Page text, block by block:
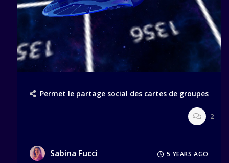
Permet le partage social des cartes de groupes
2
Sabina Fucci 5 YEARS AGO